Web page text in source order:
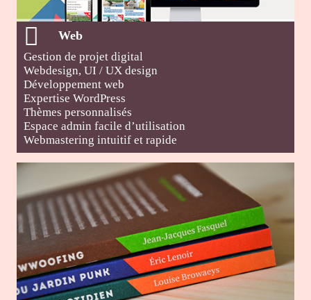
Web
Gestion de projet digital
Webdesign, UI / UX design
Développement web
Expertise WordPress
Thèmes personnalisés
Espace admin facile d’utilisation
Webmastering intuitif et rapide